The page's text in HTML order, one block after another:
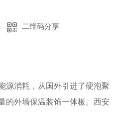
二维码分享
源消耗，从国外引进了硬泡聚
的外墙保温装饰一体板。西安